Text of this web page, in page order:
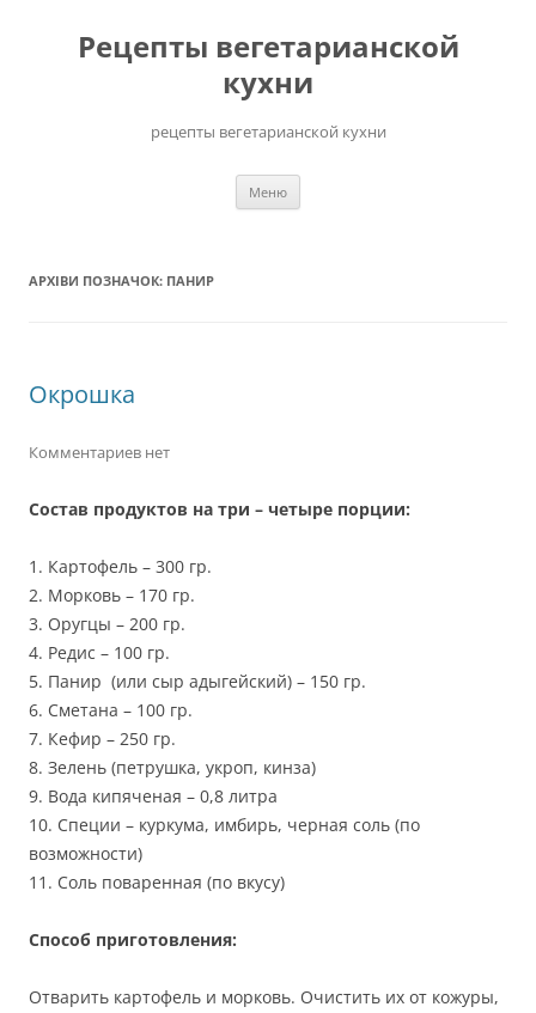
Рецепты вегетарианской
кухни
рецепты вегетарианской кухни
Меню
АРХІВИ ПОЗНАЧОК: ПАНИР
Окрошка
Комментариев нет
Состав продуктов на три – четыре порции:
1. Картофель – 300 гр.
2. Морковь – 170 гр.
3. Оругцы – 200 гр.
4. Редис – 100 гр.
5. Панир (или сыр адыгейский) – 150 гр.
6. Сметана – 100 гр.
7. Кефир – 250 гр.
8. Зелень (петрушка, укроп, кинза)
9. Вода кипяченая – 0,8 литра
10. Специи – куркума, имбирь, черная соль (по
возможности)
11. Соль поваренная (по вкусу)
Способ приготовления:
Отварить картофель и морковь. Очистить их от кожуры,